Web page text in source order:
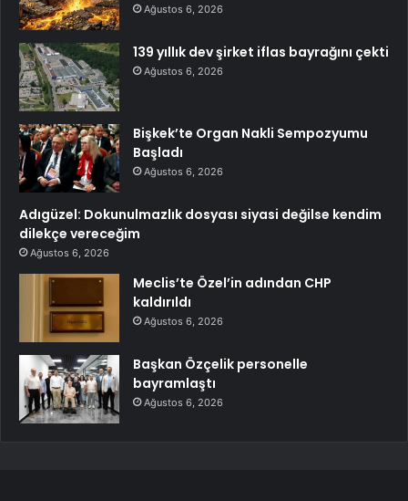
Ağustos 6, 2026
139 yıllık dev şirket iflas bayrağını çekti
Ağustos 6, 2026
Bişkek’te Organ Nakli Sempozyumu
Başladı
Ağustos 6, 2026
Adıgüzel: Dokunulmazlık dosyası siyasi değilse kendim
dilekçe vereceğim
Ağustos 6, 2026
Meclis’te Özel’in adından CHP
kaldırıldı
Ağustos 6, 2026
Başkan Özçelik personelle
bayramlaştı
Ağustos 6, 2026